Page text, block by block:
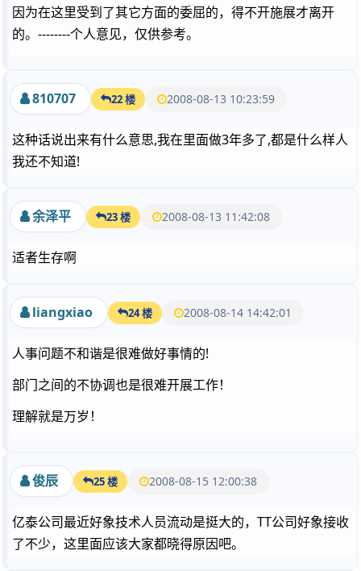
因为在这里受到了其它方面的委屈的，得不开施展才离开
的。--------个人意见，仅供参考。
810707 22 楼 2008-08-13 10:23:59
这种话说出来有什么意思,我在里面做3年多了,都是什么样人
我还不知道!
余泽平 23 楼 2008-08-13 11:42:08
适者生存啊
liangxiao 24 楼 2008-08-14 14:42:01
人事问题不和谐是很难做好事情的!
部门之间的不协调也是很难开展工作！
理解就是万岁！
俊辰 25 楼 2008-08-15 12:00:38
亿泰公司最近好象技术人员流动是挺大的，TT公司好象接收
了不少，这里面应该大家都晓得原因吧。